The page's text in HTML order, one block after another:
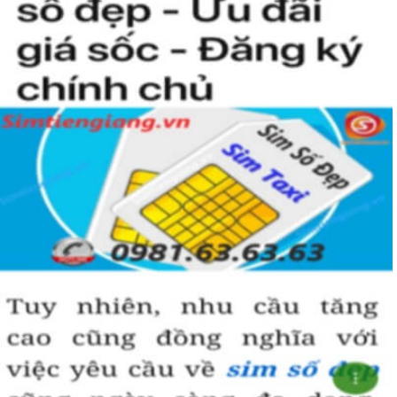
Simtiengiang.vn.
Sim Tiền Giang là đơn vị cung cấp sim số đẹp lục quý 9, sim giá rẻ
uy tín chất lượng.
Chọn mua sim số đẹp thường mất nhiều thời gian ở khoản lựa số,
một số phải vừa đẹp, vừa tốt về phong thủy thì mới là sim hoàn
hảo. Vậy phải làm sao?
- Cách nhanh nhất để chọn mua được sim lục quý 9 là bạn vào
trang chủ của Sim Tiền Giang, chọn mục “Sim giảm giá “ ở ngay
đầu trang chủ. Đây là danh sách sim được đại lý giảm giá vì một số
lý do nên bạn có thể chọn mua được số đẹp lại có giá cực rẻ nữa.
Ngoài ra quý khách chưa ưng ý về sim luc quy 9 có cũng thể tham
khảo thêm Sim Vinaphone,Sim Gmobile, Sim Lục Quý,Sim Năm
Sinh..